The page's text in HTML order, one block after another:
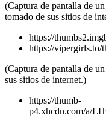
(Captura de pantalla de
tomado de sus sitios de
https://
https://vipergirls.to/
(Captura de pantalla de
sus sitios de internet.)
https://thumb-
p4.xhcdn.com/a/